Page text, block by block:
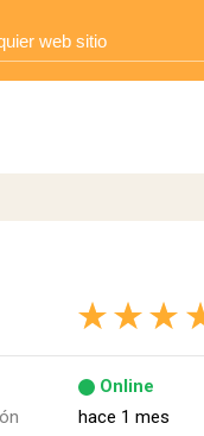
Online
hace 1 mes